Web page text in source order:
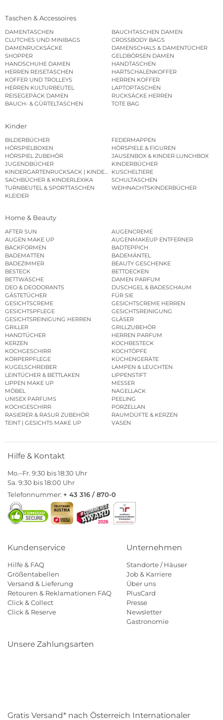
Taschen & Accessoires
DAMENTASCHEN
BAUCHTASCHEN DAMEN
CLUTCHES UND MINIBAGS
CROSSBODY BAGS
DAMENRUCKSÄCKE
DAMENSCHALS & DAMENTÜCHER
SHOPPER
GELDBÖRSEN DAMEN
HANDSCHUHE DAMEN
HANDTASCHEN
HERREN REISETASCHEN
HARTSCHALENKOFFER
KOFFER UND TROLLEYS
HERREN KOFFER
HERREN KULTURBEUTEL
LAPTOPTASCHEN
REISEGEPÄCK DAMEN
RUCKSÄCKE HERREN
BAUCH- & GÜRTELTASCHEN
TOTE BAG
Kinder
BILDERBÜCHER
FEDERMAPPEN
HÖRSPIELBOXEN
HÖRSPIELE & FIGUREN
HÖRSPIEL ZUBEHÖR
JAUSENBOX & KINDER LUNCHBOX
JUGENDBÜCHER
KINDERBÜCHER
KINDERGARTENRUCKSACK | KINDERGARTENBEUTEL
KUSCHELTIERE
SACHBÜCHER & KINDERLEXIKA
SCHULTASCHEN
TURNBEUTEL & SPORTTASCHEN
WEIHNACHTSKINDERBÜCHER
KLEIDER
Home & Beauty
AFTER SUN
AUGENCREME
AUGEN MAKE UP
AUGENMAKEUP ENTFERNER
BACKFORMEN
BADTEPPICH
BADEMATTEN
BADEMÄNTEL
BADEZIMMER
BEAUTY GESCHENKE
BESTECK
BETTDECKEN
BETTWÄSCHE
DAMEN PARFUM
DEO & DEODORANTS
DUSCHGEL & BADESCHAUM
GÄSTETÜCHER
FÜR SIE
GESICHTSCREME
GESICHTSCREME HERREN
GESICHTSPFLEGE
GESICHTSREINIGUNG
GESICHTSREINIGUNG HERREN
GLÄSER
GRILLER
GRILLZUBEHÖR
HANDTÜCHER
HERREN PARFUM
KERZEN
KOCHBESTECK
KOCHGESCHIRR
KOCHTÖPFE
KÖRPERPFLEGE
KÜCHENGERÄTE
KUGELSCHREIBER
LAMPEN & LEUCHTEN
LEINTÜCHER & BETTLAKEN
LIPPENSTIFT
LIPPEN MAKE UP
MESSER
MÖBEL
NAGELLACK
UNISEX PARFUMS
PEELING
KOCHGESCHIRR
PORZELLAN
RASIERER & RASUR ZUBEHÖR
RAUMDÜFTE & KERZEN
TEINT | GESICHTS MAKE UP
VASEN
Hilfe & Kontakt
Mo.–Fr. 9:30 bis 18:30 Uhr
Sa. 9:30 bis 18:00 Uhr
Telefonnummer: + 43 316 / 870-0
Kundenservice
Hilfe & FAQ
Größentabellen
Versand & Lieferung
Retouren & Reklamationen FAQ
Click & Collect
Click & Reserve
Unternehmen
Standorte / Häuser
Job & Karriere
Über uns
PlusCard
Presse
Newsletter
Gastronomie
Unsere Zahlungsarten
Gratis Versand* nach Österreich Internationaler